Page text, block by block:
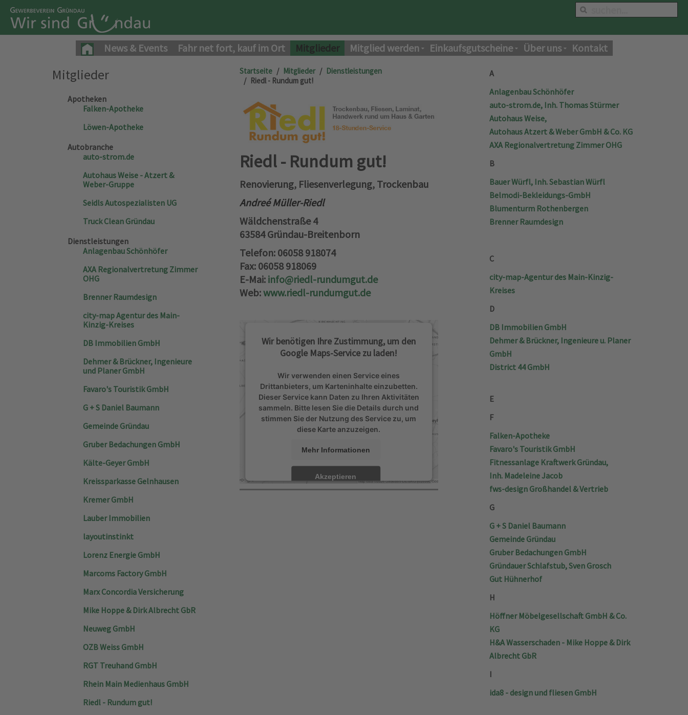
News & Events Fahr net fort, kauf im Ort Mitglieder Mitglied werden Einkaufsgutscheine Über uns Kontakt
Startseite Mitglieder
Dienstleistungen
Riedl - Rundum gut!
Riedl - Rundum gut!
Renovierung, Fliesenverlegung, Trockenbau
Andreé Müller-Riedl
Wäldchenstraße 4
63584 Gründau-Breitenborn
Telefon: 06058 918074
Fax: 06058 918069
E-Mai: info@riedl-rundumgut.de
Web:www.riedl-rundumgut.de
Wir benötigen Ihre Zustimmung, um den
Google Maps-Service zu laden!
Wir verwenden einen Service eines
Drittanbieters, um Karteninhalte einzubetten.
Dieser Service kann Daten zu Ihren Aktivitäten
sammeln. Bitte lesen Sie die Details durch und
stimmen Sie der Nutzung des Service zu, um
diese Karte anzuzeigen.
Mehr Informationen
Akzeptieren
Mitglieder
Apotheken
Falken-Apotheke
Löwen-Apotheke
Autobranche
auto-strom.de
Autohaus Weise - Atzert &
Weber-Gruppe
Seidls Autospezialisten UG
Truck Clean Gründau
Dienstleistungen
Anlagenbau Schönhöfer
AXA Regionalvertretung Zimmer
OHG
Brenner Raumdesign
city-map Agentur des Main-
Kinzig-Kreises
DB Immobilien GmbH
Dehmer & Brückner, Ingenieure
und Planer GmbH
Favaro's Touristik GmbH
G + S Daniel Baumann
Gemeinde Gründau
Gruber Bedachungen GmbH
Kälte-Geyer GmbH
Kreissparkasse Gelnhausen
Kremer GmbH
Lauber Immobilien
layoutinstinkt
Lorenz Energie GmbH
Marcoms Factory GmbH
Marx Concordia Versicherung
Mike Hoppe & Dirk Albrecht GbR
Neuweg GmbH
OZB Weiss GmbH
RGT Treuhand GmbH
Rhein Main Medienhaus GmbH
Riedl - Rundum gut!
A
Anlagenbau Schönhöfer
auto-strom.de, Inh. Thomas Stürmer
Autohaus Weise,
Autohaus Atzert & Weber GmbH & Co. KG
AXA Regionalvertretung Zimmer OHG
B
Bauer Würfl, Inh. Sebastian Würfl
Belmodi-Bekleidungs-GmbH
Blumenturm Rothenbergen
Brenner Raumdesign
C
city-map-Agentur des Main-Kinzig-
Kreises
D
DB Immobilien GmbH
Dehmer & Brückner, Ingenieure u. Planer
GmbH
District 44 GmbH
E
F
Falken-Apotheke
Favaro's Touristik GmbH
Fitnessanlage Kraftwerk Gründau,
Inh. Madeleine Jacob
fws-design Großhandel & Vertrieb
G
G + S Daniel Baumann
Gemeinde Gründau
Gruber Bedachungen GmbH
Gründauer Schlafstub, Sven Grosch
Gut Hühnerhof
H
Höffner Möbelgesellschaft GmbH & Co.
KG
H&A Wasserschaden - Mike Hoppe & Dirk
Albrecht GbR
I
ida8 - design und fliesen GmbH